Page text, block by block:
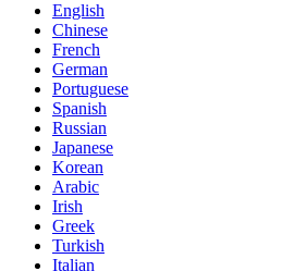
English
Chinese
French
German
Portuguese
Spanish
Russian
Japanese
Korean
Arabic
Irish
Greek
Turkish
Italian